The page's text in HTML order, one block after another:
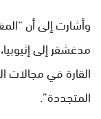
وأشارت إلى أن
مدغشقر إلى
القارة في مجالات
المتجددة”.